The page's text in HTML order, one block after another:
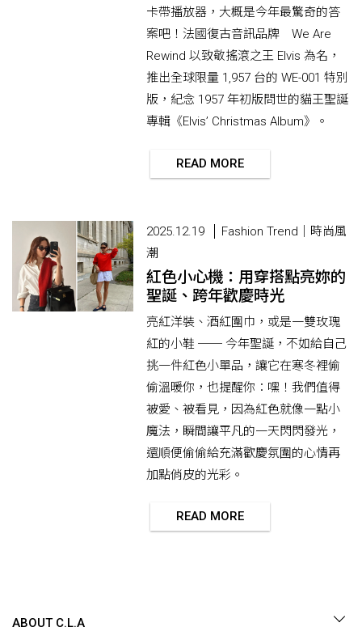
卡帶播放器，大概是今年最驚奇的答
案吧！法國復古音訊品牌 We Are
Rewind 以致敬搖滾之王 Elvis 為名，
推出全球限量 1,957 台的 WE-001 特別
版，紀念 1957 年初版問世的貓王聖誕
專輯《Elvis’ Christmas Album》。
READ MORE
2025.12.19
Fashion Trend｜時尚風
潮
紅色小心機：用穿搭點亮妳的
聖誕、跨年歡慶時光
亮紅洋裝、酒紅圍巾，或是一雙玫瑰
紅的小鞋 ── 今年聖誕，不如給自己
挑一件紅色小單品，讓它在寒冬裡偷
偷溫暖你，也提醒你：嘿！我們值得
被愛、被看見，因為紅色就像一點小
魔法，瞬間讓平凡的一天閃閃發光，
還順便偷偷給充滿歡慶氛圍的心情再
加點俏皮的光彩。
READ MORE
ABOUT C.L.A